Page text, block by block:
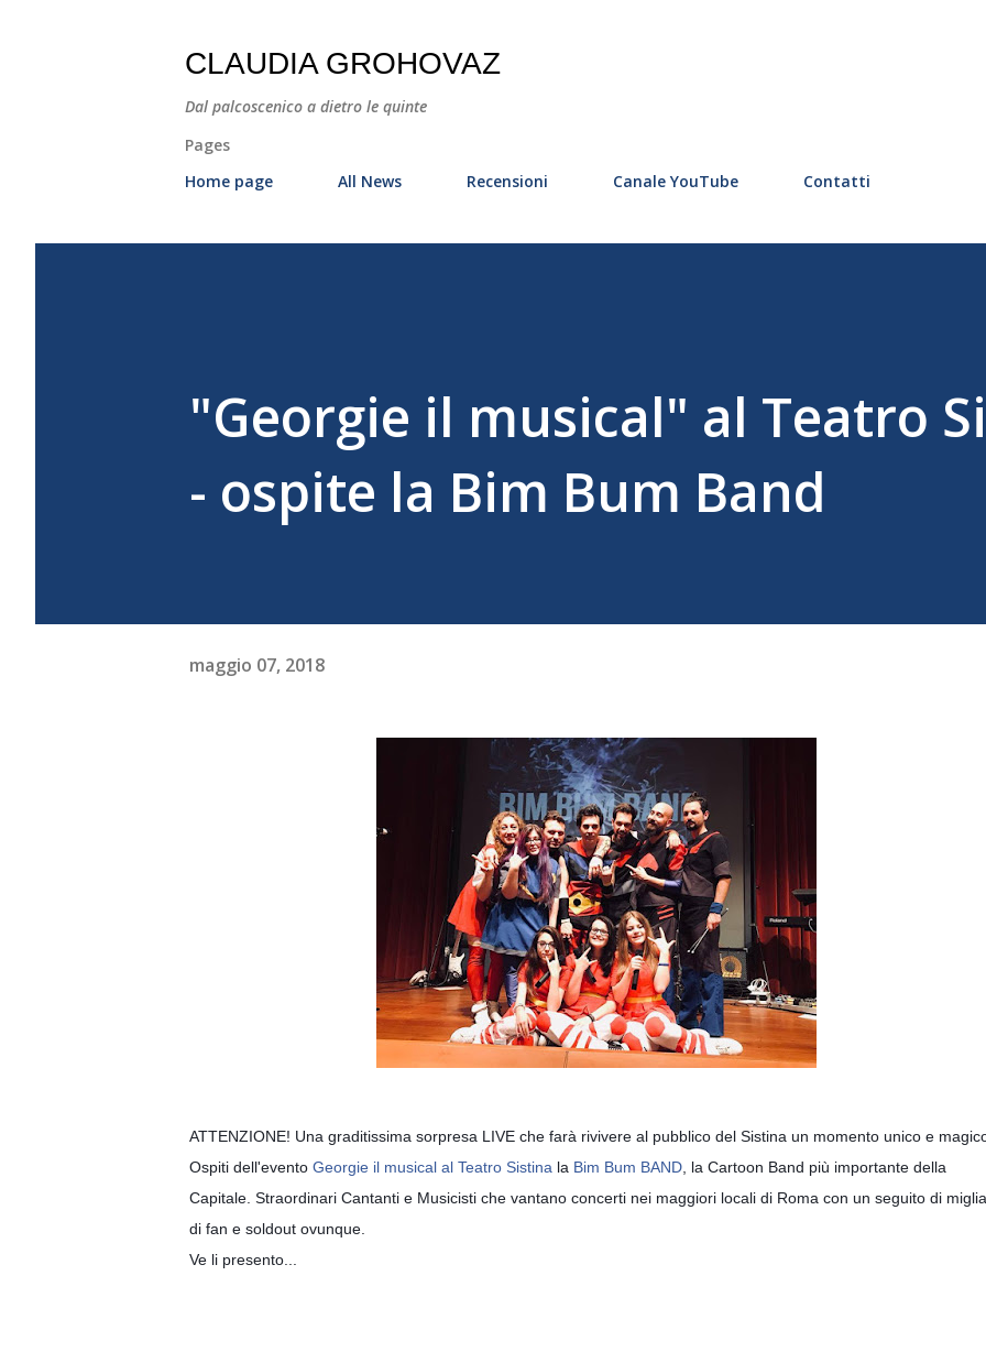
CLAUDIA GROHOVAZ
Dal palcoscenico a dietro le quinte
Pages
Home page
All News Recensioni Canale YouTube Contatti
"Georgie il musical" al Teatro
- ospite la Bim Bum Band
maggio 07, 2018
ATTENZIONE! Una graditissima sorpresa LIVE che farà rivivere al pubblico del Sistina un momento unico e
Ospiti dell'evento Georgie il musical al Teatro Sistina la Bim Bum BAND , la Cartoon Band più importante della
Capitale. Straordinari Cantanti e Musicisti che vantano concerti nei maggiori locali di Roma con un seguito di
di fan e soldout ovunque.
Ve li presento...